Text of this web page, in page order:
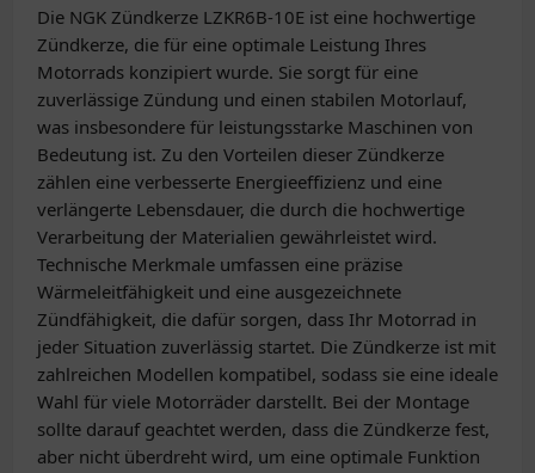
Die NGK Zündkerze LZKR6B-10E ist eine hochwertige
Zündkerze, die für eine optimale Leistung Ihres
Motorrads konzipiert wurde. Sie sorgt für eine
zuverlässige Zündung und einen stabilen Motorlauf,
was insbesondere für leistungsstarke Maschinen von
Bedeutung ist. Zu den Vorteilen dieser Zündkerze
zählen eine verbesserte Energieeffizienz und eine
verlängerte Lebensdauer, die durch die hochwertige
Verarbeitung der Materialien gewährleistet wird.
Technische Merkmale umfassen eine präzise
Wärmeleitfähigkeit und eine ausgezeichnete
Zündfähigkeit, die dafür sorgen, dass Ihr Motorrad in
jeder Situation zuverlässig startet. Die Zündkerze ist mit
zahlreichen Modellen kompatibel, sodass sie eine ideale
Wahl für viele Motorräder darstellt. Bei der Montage
sollte darauf geachtet werden, dass die Zündkerze fest,
aber nicht überdreht wird, um eine optimale Funktion